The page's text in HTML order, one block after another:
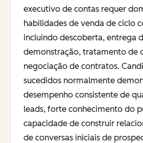
executivo de contas requer
habilidades de venda de ciclo
incluindo descoberta, entrega
demonstração, tratamento de
negociação de contratos.
sucedidos normalmente
desempenho consistente de
leads, forte conhecimento do
capacidade de construir
de conversas iniciais de